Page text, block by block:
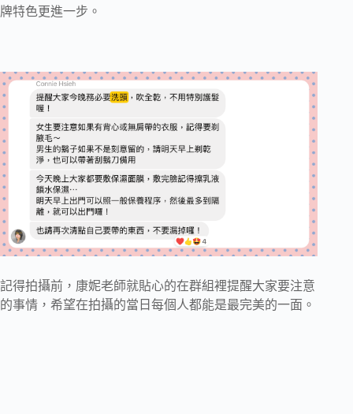
牌特色更進一步。
記得拍攝前，康妮老師就貼心的在群組裡提醒大家要注意
的事情，希望在拍攝的當日每個人都能是最完美的一面。